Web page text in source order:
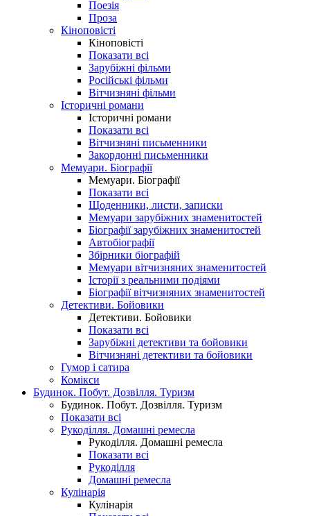
Поезія
Проза
Кіноповісті
Кіноповісті
Показати всі
Зарубіжні фільми
Російські фільми
Вітчизняні фільми
Історичні романи
Історичні романи
Показати всі
Вітчизняні письменники
Закордонні письменники
Мемуари. Біографії
Мемуари. Біографії
Показати всі
Щоденники, листи, записки
Мемуари зарубіжних знаменитостей
Біографії зарубіжних знаменитостей
Автобіографії
Збірники біографій
Мемуари вітчизняних знаменитостей
Історії з реальними подіями
Біографії вітчизняних знаменитостей
Детективи. Бойовики
Детективи. Бойовики
Показати всі
Зарубіжні детективи та бойовики
Вітчизняні детективи та бойовики
Гумор і сатира
Комікси
Будинок. Побут. Дозвілля. Туризм
Будинок. Побут. Дозвілля. Туризм
Показати всі
Рукоділля. Домашні ремесла
Рукоділля. Домашні ремесла
Показати всі
Рукоділля
Домашні ремесла
Кулінарія
Кулінарія